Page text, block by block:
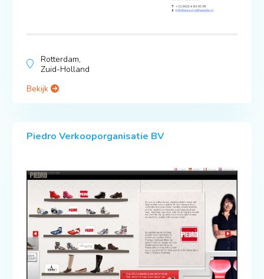
Rotterdam,
Zuid-Holland
Bekijk
Piedro Verkooporganisatie BV